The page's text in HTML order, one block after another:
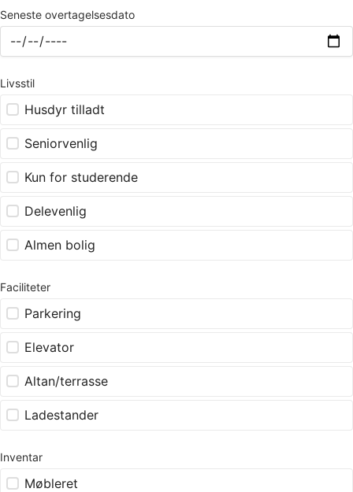
Seneste overtagelsesdato
Livsstil
Husdyr tilladt
Seniorvenlig
Kun for studerende
Delevenlig
Almen bolig
Faciliteter
Parkering
Elevator
Altan/terrasse
Ladestander
Inventar
Møbleret